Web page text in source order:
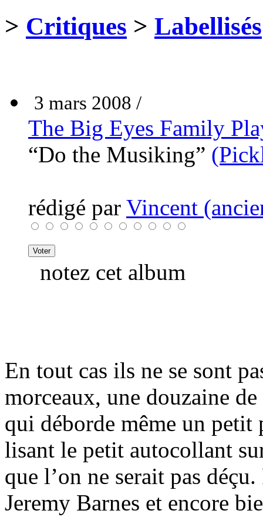
> Critiques > Labellisés
3 mars 2008 /
The Big Eyes Family
“Do the Musiking”
rédigé par Vincent
notez cet album
En tout cas ils ne se sont
morceaux, une douzaine
qui déborde même un petit
lisant le petit autocollant
que l’on ne serait pas
Jeremy Barnes et encore